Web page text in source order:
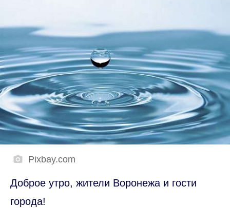
Pixbay.com
Доброе утро, жители Воронежа и гости
города!